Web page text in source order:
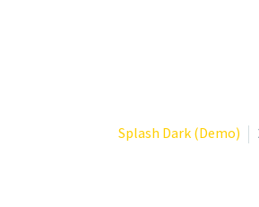
Splash Dark (Demo)